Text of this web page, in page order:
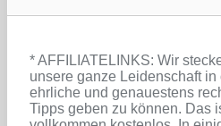
* AFFILIATELINKS: Wir
unsere ganze Leidenschaft
ehrliche und genauestens
Tipps geben zu können. Das